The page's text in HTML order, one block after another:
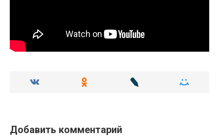
Добавить комментарий